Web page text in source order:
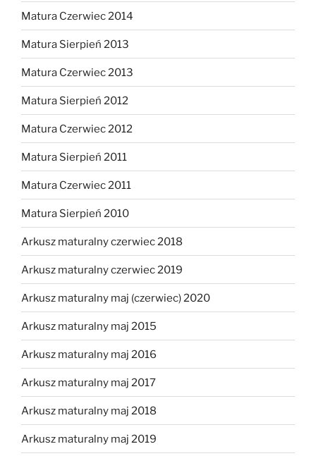
Matura Czerwiec 2014
Matura Sierpień 2013
Matura Czerwiec 2013
Matura Sierpień 2012
Matura Czerwiec 2012
Matura Sierpień 2011
Matura Czerwiec 2011
Matura Sierpień 2010
Arkusz maturalny czerwiec 2018
Arkusz maturalny czerwiec 2019
Arkusz maturalny maj (czerwiec) 2020
Arkusz maturalny maj 2015
Arkusz maturalny maj 2016
Arkusz maturalny maj 2017
Arkusz maturalny maj 2018
Arkusz maturalny maj 2019